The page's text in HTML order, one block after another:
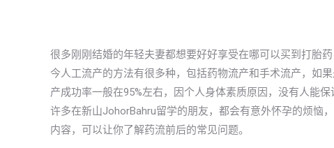
很多刚刚结婚的年轻夫妻都想要好好享受在哪可以买到打胎
今人工流产的方法有很多种，包括药物流产和手术流产，如
产成功率一般在95%左右，因个人身体素质原因，没有人能
许多在新山JohorBahru留学的朋友，都会有意外怀孕的烦恼
内容，可以让你了解药流前后的常见问题。